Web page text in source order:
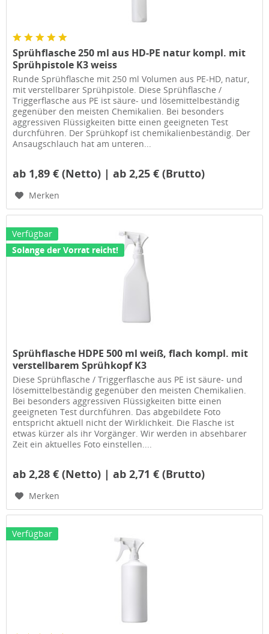
Sprühflasche 250 ml aus HD-PE natur kompl. mit
Sprühpistole K3 weiss
Runde Sprühflasche mit 250 ml Volumen aus PE-HD, natur,
mit verstellbarer Sprühpistole. Diese Sprühflasche /
Triggerflasche aus PE ist säure- und lösemittelbeständig
gegenüber den meisten Chemikalien. Bei besonders
aggressiven Flüssigkeiten bitte einen geeigneten Test
durchführen. Der Sprühkopf ist chemikalienbeständig. Der
Ansaugschlauch hat am unteren...
ab 1,89 € (Netto) | ab 2,25 € (Brutto)
Merken
Verfügbar
Solange der Vorrat reicht!
Sprühflasche HDPE 500 ml weiß, flach kompl. mit
verstellbarem Sprühkopf K3
Diese Sprühflasche / Triggerflasche aus PE ist säure- und
lösemittelbeständig gegenüber den meisten Chemikalien.
Bei besonders aggressiven Flüssigkeiten bitte einen
geeigneten Test durchführen. Das abgebildete Foto
entspricht aktuell nicht der Wirklichkeit. Die Flasche ist
etwas kürzer als ihr Vorgänger. Wir werden in absehbarer
Zeit ein aktuelles Foto einstellen....
ab 2,28 € (Netto) | ab 2,71 € (Brutto)
Merken
Verfügbar